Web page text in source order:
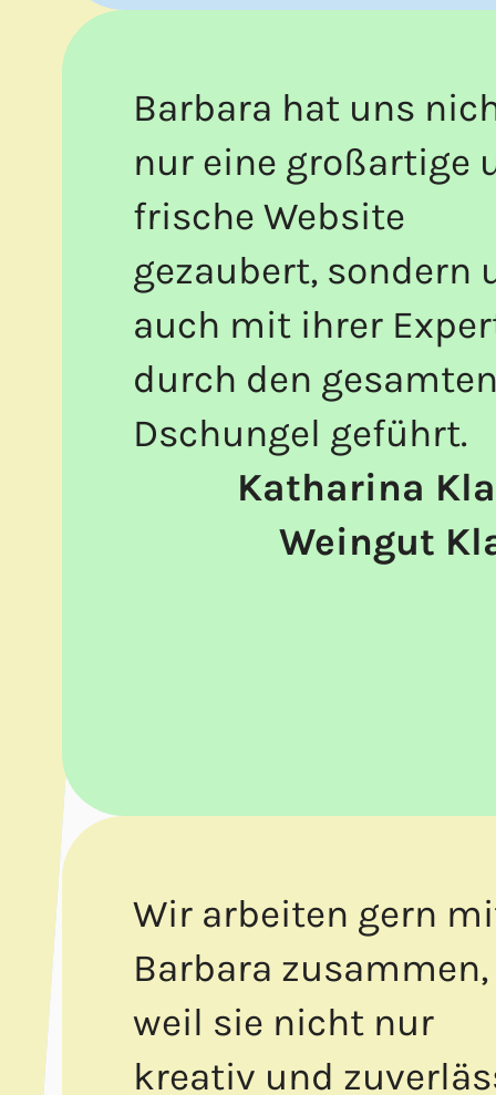
Barbara hat uns
nur eine großartige
frische Website
gezaubert, sondern
auch mit ihrer
durch den
Dschungel geführt.
Katharina
Weingut
Wir arbeiten gern
Barbara zusammen,
weil sie nicht nur
kreativ und